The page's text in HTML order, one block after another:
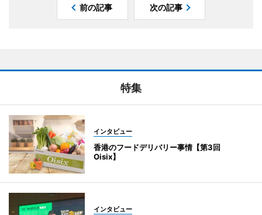
前の記事 次の記事
特集
インタビュー
香港のフードデリバリー事情【第3回
Oisix】
インタビュー